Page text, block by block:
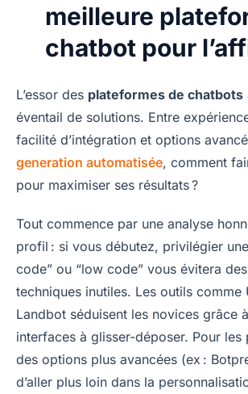
meilleure
chatbot pour
L’essor des plateformes de chatbots
éventail de solutions. Entre
facilité d’intégration et options
generation automatisée, comment
pour maximiser ses résultats ?
Tout commence par une analyse
profil : si vous débutez, privilégier
code” ou “low code” vous évitera
techniques inutiles. Les outils comme
Landbot séduisent les novices grâce
interfaces à glisser-déposer. Pour les
des options plus avancées (ex :
d’aller plus loin dans la